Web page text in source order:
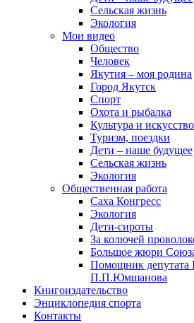
Сельская жизнь
Экология
Мои видео
Общество
Человек
Якутия – моя родина
Город Якутск
Спорт
Охота и рыбалка
Культура и искусство
Туризм, поездки
Дети – наше будущее
Сельская жизнь
Экология
Общественная работа
Саха Конгресс
Экология
Дети-сироты
За колючей
Большое жюри
Помощник депутата
П.П.Юмшанова
Книгоиздательство
Энциклопедия спорта
Контакты